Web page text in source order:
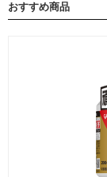
おすすめ商品